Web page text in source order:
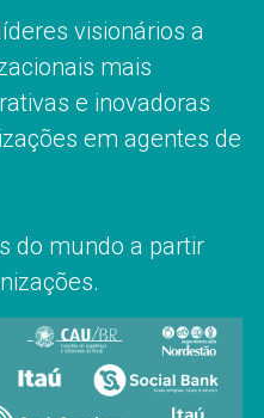
visionários a
e inovadoras
em agentes de
do mundo a partir